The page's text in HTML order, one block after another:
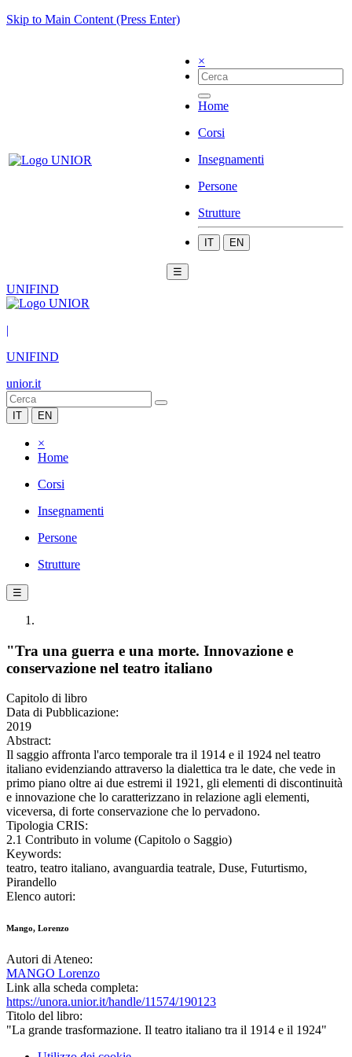
Skip to Main Content (Press Enter)
×
Home
Corsi
Insegnamenti
Persone
Strutture
IT EN
☰
UNIFIND
|
UNIFIND
unior.it
IT EN
×
Home
Corsi
Insegnamenti
Persone
Strutture
☰
"Tra una guerra e una morte. Innovazione e
conservazione nel teatro italiano
Capitolo di libro
Data di Pubblicazione:
2019
Abstract:
Il saggio affronta l'arco temporale tra il 1914 e il 1924 nel teatro
italiano evidenziando attraverso la dialettica tra le date, che vede in
primo piano oltre ai due estremi il 1921, gli elementi di discontinuità
e innovazione che lo caratterizzano in relazione agli elementi,
viceversa, di forte conservazione che lo pervadono.
Tipologia CRIS:
2.1 Contributo in volume (Capitolo o Saggio)
Keywords:
teatro, teatro italiano, avanguardia teatrale, Duse, Futurtismo,
Pirandello
Elenco autori:
Mango, Lorenzo
Autori di Ateneo:
MANGO Lorenzo
Link alla scheda completa:
https://unora.unior.it/handle/11574/190123
Titolo del libro:
"La grande trasformazione. Il teatro italiano tra il 1914 e il 1924"